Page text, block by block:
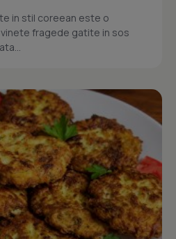
in stil coreean este o
fragede gatite in sos